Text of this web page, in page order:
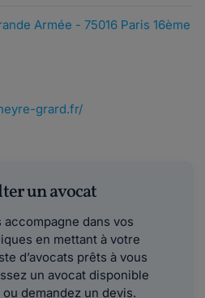
Armée - 75016 Paris 16ème
grard.fr/
un avocat
dans vos
en mettant à votre
d’avocats prêts à vous
un avocat disponible
demandez un devis.